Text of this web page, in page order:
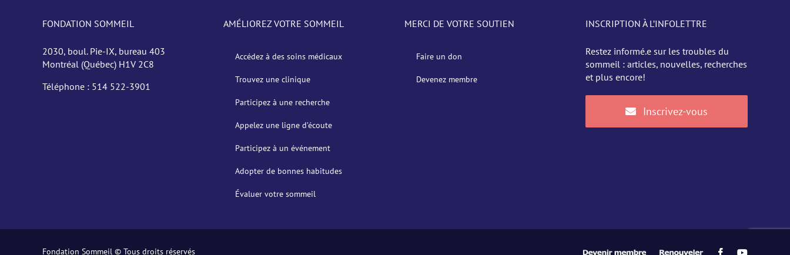
FONDATION SOMMEIL
2030, boul. Pie-IX, bureau 403
Montréal (Québec) H1V 2C8
Téléphone : 514 522-3901
AMÉLIOREZ VOTRE SOMMEIL
Accédez à des soins médicaux
Trouvez une clinique
Participez à une recherche
Appelez une ligne d’écoute
Participez à un événement
Adopter de bonnes habitudes
Évaluer votre sommeil
MERCI DE VOTRE SOUTIEN
Faire un don
Devenez membre
INSCRIPTION À L’INFOLETTRE
Restez informé.e sur les troubles du
sommeil : articles, nouvelles, recherches
et plus encore!
Inscrivez-vous
Fondation Sommeil © Tous droits réservés Devenir Renouveler FacebookYouTube